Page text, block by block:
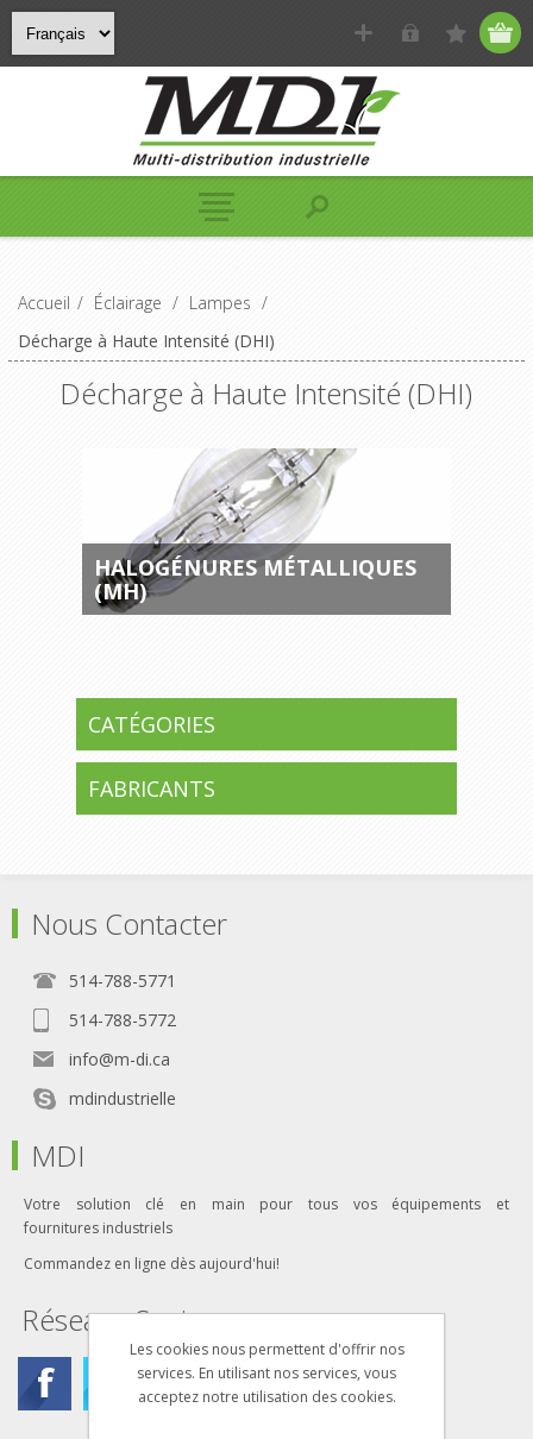
Accueil / Éclairage / Lampes /
Décharge à Haute Intensité (DHI)
Décharge à Haute Intensité (DHI)
HALOGÉNURES MÉTALLIQUES
(MH)
CATÉGORIES
FABRICANTS
Nous Contacter
514-788-5771
514-788-5772
info@m-di.ca
mdindustrielle
MDI
Votre solution clé en main pour tous vos équipements et
fournitures industriels
Commandez en ligne dès aujourd'hui!
Réseaux Sociaux
Les cookies nous permettent d'offrir nos
services. En utilisant nos services, vous
acceptez notre utilisation des cookies.